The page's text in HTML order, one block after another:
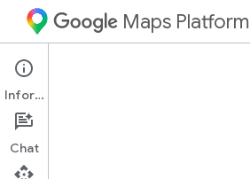
Maps Platform
Mobility Services
Descripción general
Información
Chat